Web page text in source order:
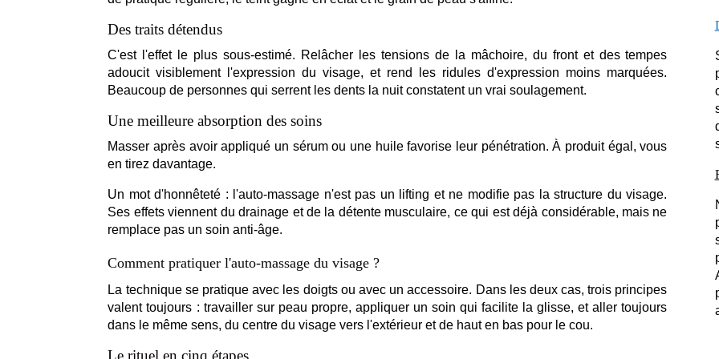
Des traits détendus
C'est l'effet le plus sous-estimé. Relâcher les tensions de la mâchoire, du front et des tempes
adoucit visiblement l'expression du visage, et rend les ridules d'expression moins marquées.
Beaucoup de personnes qui serrent les dents la nuit constatent un vrai soulagement.
Une meilleure absorption des soins
Masser après avoir appliqué un sérum ou une huile favorise leur pénétration. À produit égal, vous
en tirez davantage.
Un mot d'honnêteté : l'auto-massage n'est pas un lifting et ne modifie pas la structure du visage.
Ses effets viennent du drainage et de la détente musculaire, ce qui est déjà considérable, mais ne
remplace pas un soin anti-âge.
Comment pratiquer l'auto-massage du visage ?
La technique se pratique avec les doigts ou avec un accessoire. Dans les deux cas, trois principes
valent toujours : travailler sur peau propre, appliquer un soin qui facilite la glisse, et aller toujours
dans le même sens, du centre du visage vers l'extérieur et de haut en bas pour le cou.
Le rituel en cinq étapes